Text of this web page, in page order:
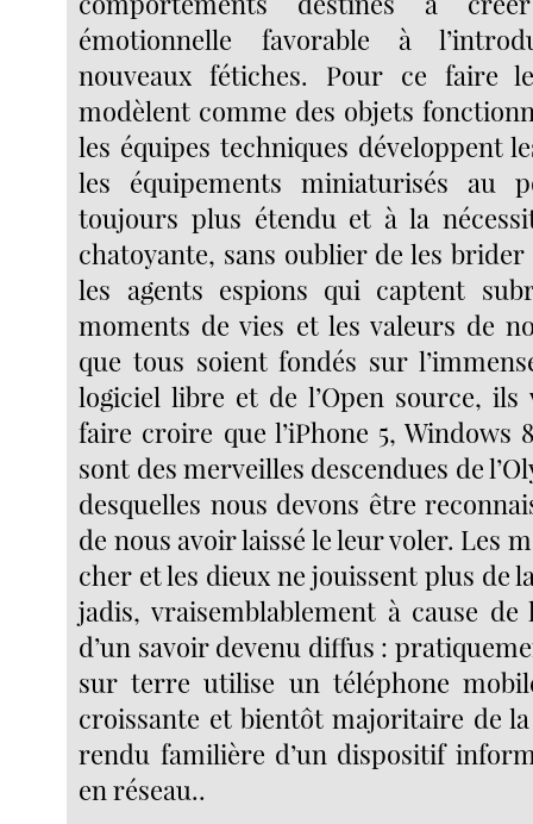
émotionnelle favorable à
nouveaux fétiches. Pour ce faire
modèlent comme des objets
les équipes techniques développent
les équipements miniaturisés au
toujours plus étendu et à la
chatoyante, sans oublier de les
les agents espions qui captent
moments de vies et les valeurs de
que tous soient fondés sur
logiciel libre et de l’Open source, ils
faire croire que l’iPhone 5, Windows
sont des merveilles descendues de
desquelles nous devons être
de nous avoir laissé le leur voler. Les
cher et les dieux ne jouissent plus de
jadis, vraisemblablement à cause de
d’un savoir devenu diffus :
sur terre utilise un téléphone
croissante et bientôt majoritaire de la
rendu familière d’un dispositif
en réseau..